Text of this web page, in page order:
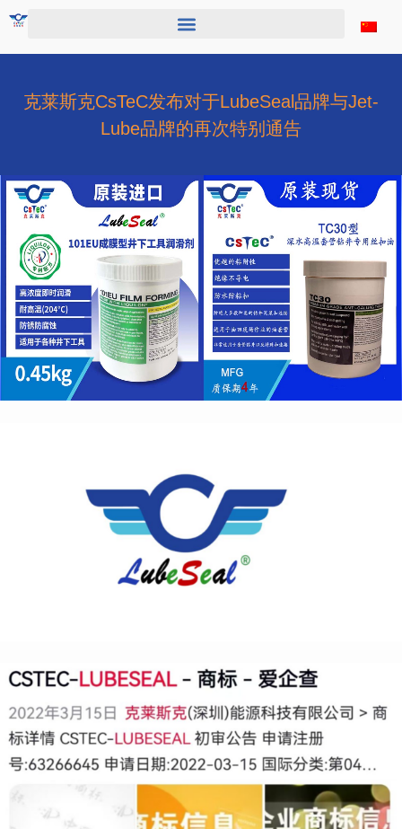
克莱斯克CsTeC发布对于LubeSeal品牌与Jet-
Lube品牌的再次特别通告